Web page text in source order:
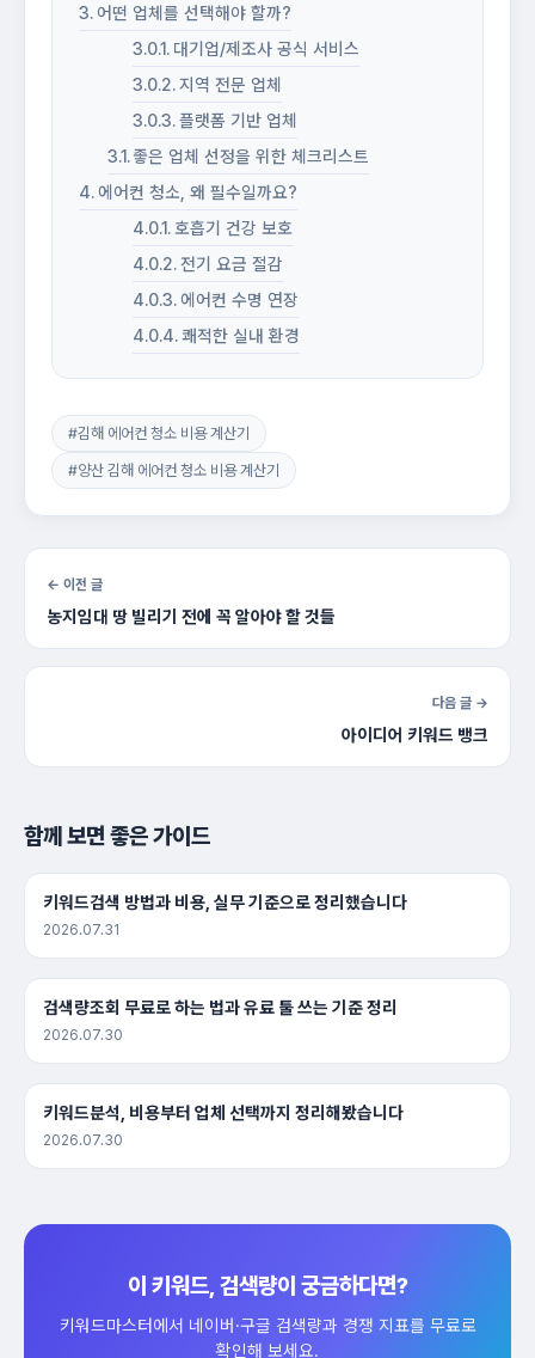
어떤 업체를 선택해야 할까?
대기업/제조사 공식 서비스
지역 전문 업체
플랫폼 기반 업체
좋은 업체 선정을 위한 체크리스트
에어컨 청소, 왜 필수일까요?
호흡기 건강 보호
전기 요금 절감
에어컨 수명 연장
쾌적한 실내 환경
#김해 에어컨 청소 비용 계산기
#양산 김해 에어컨 청소 비용 계산기
← 이전 글
농지임대 땅 빌리기 전에 꼭 알아야 할 것들
다음 글 →
아이디어 키워드 뱅크
함께 보면 좋은 가이드
키워드검색 방법과 비용, 실무 기준으로 정리했습니다
2026.07.31
검색량조회 무료로 하는 법과 유료 툴 쓰는 기준 정리
2026.07.30
키워드분석, 비용부터 업체 선택까지 정리해봤습니다
2026.07.30
이 키워드, 검색량이 궁금하다면?
키워드마스터에서 네이버·구글 검색량과 경쟁 지표를 무료로
확인해 보세요.